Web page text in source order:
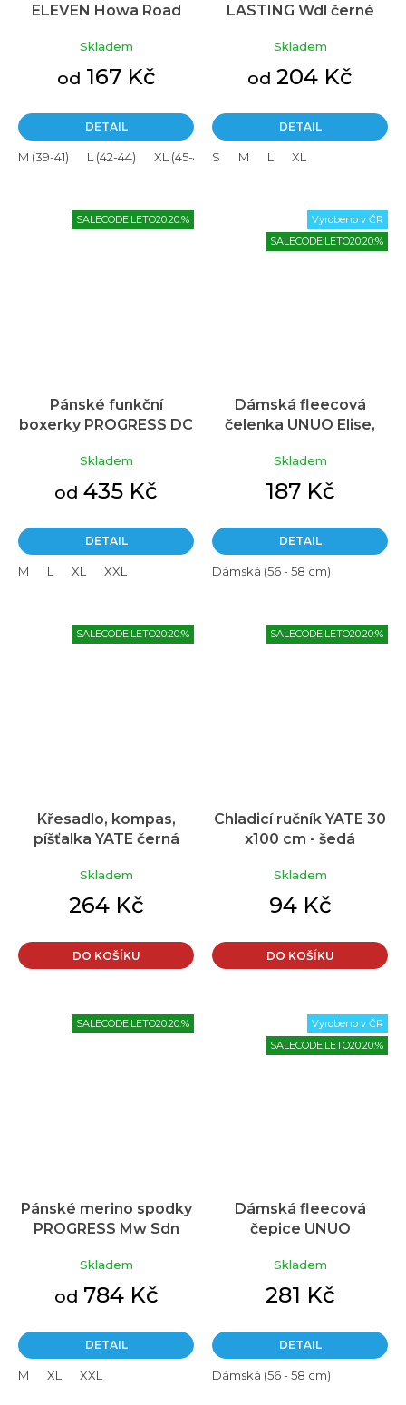
ELEVEN Howa Road
Skladem
od 167 Kč
DETAIL
M (39-41) L (42-44) XL (45-47)
LASTING Wdl černé
Skladem
od 204 Kč
DETAIL
S M L XL
SALECODE:LETO20:20:%
Pánské funkční
boxerky PROGRESS DC
Skladem
od 435 Kč
DETAIL
M L XL XXL
Vyrobeno v ČR
SALECODE:LETO20:20:%
Dámská fleecová
čelenka UNUO Elise,
Skladem
187 Kč
DETAIL
Dámská (56 - 58 cm)
SALECODE:LETO20:20:%
Křesadlo, kompas,
píšťalka YATE černá
Skladem
264 Kč
DO KOŠÍKU
SALECODE:LETO20:20:%
Chladicí ručník YATE 30
x100 cm - šedá
Skladem
94 Kč
DO KOŠÍKU
SALECODE:LETO20:20:%
Pánské merino spodky
PROGRESS Mw Sdn
Skladem
od 784 Kč
DETAIL
M XL XXL
Vyrobeno v ČR
SALECODE:LETO20:20:%
Dámská fleecová
čepice UNUO
květiny
Průměrné
produktu
je
5,0
5
hvězdiček.
Skladem
281 Kč
DETAIL
Dámská (56 - 58 cm)